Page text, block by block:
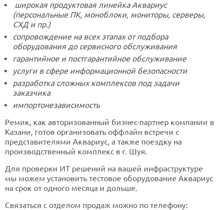
широкая продуктовая линейка Аквариус
(персональные ПК, моноблоки, мониторы, серверы,
СХД и пр.)
сопровождение на всех этапах от подбора
оборудования до сервисного обслуживания
гарантийное и постгарантийное обслуживание
услуги в сфере информационной безопасности
разработка сложных комплексов под задачи
заказчика
импортонезависимость
Ремик, как авторизованный бизнес-партнер компании в
Казани, готов организовать оффлайн встречи с
представителями Аквариус, а также поездку на
производственный комплекс в г. Шуя.
Для проверки ИТ решений на вашей инфраструктуре
мы можем установить тестовое оборудование Аквариус
на срок от одного месяца и дольше.
Связаться с отделом продаж можно по телефону: